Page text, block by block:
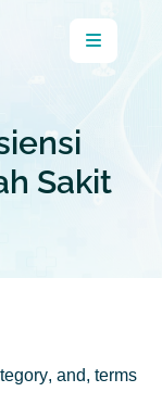
Sakit
, and, terms